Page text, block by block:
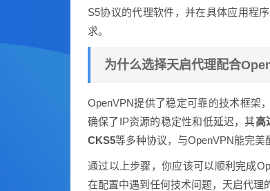
S5协议的代理软件，并在具体应用程
求。
为什么选择天启代理配合
OpenVPN提供了稳定可靠的技术框架
确保了IP资源的稳定性和低延迟，其高
CKS5等多种协议，与OpenVPN能完美
通过以上步骤，你应该可以顺利完成
在配置中遇到任何技术问题，天启代理